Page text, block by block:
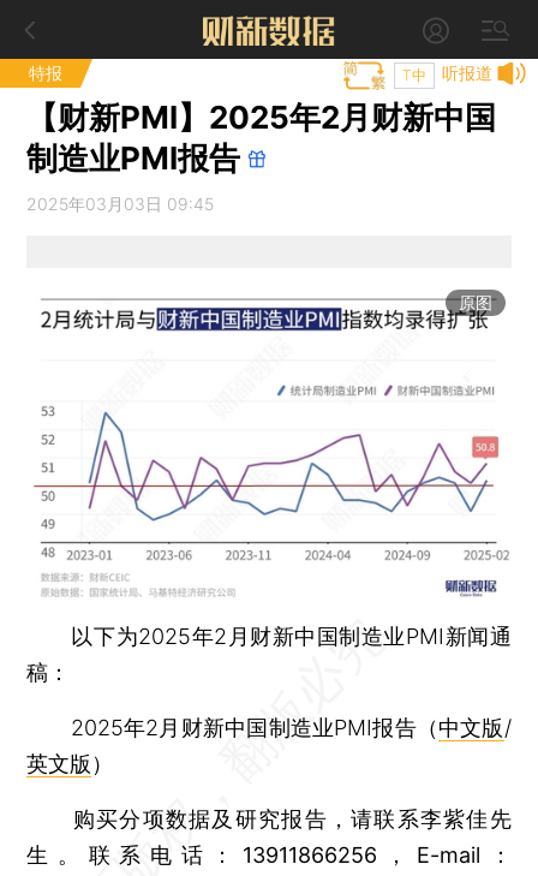
特报 听报道
T中
【财新PMI】2025年2月财新中国
制造业PMI报告
2025年03月03日 09:45
原图
以下为2025年2月财新中国制造业PMI新闻通
稿：
2025年2月财新中国制造业PMI报告（中文版/
英文版 ）
购买分项数据及研究报告，请联系李紫佳先
生。联系电话：13911866256，E-mail：